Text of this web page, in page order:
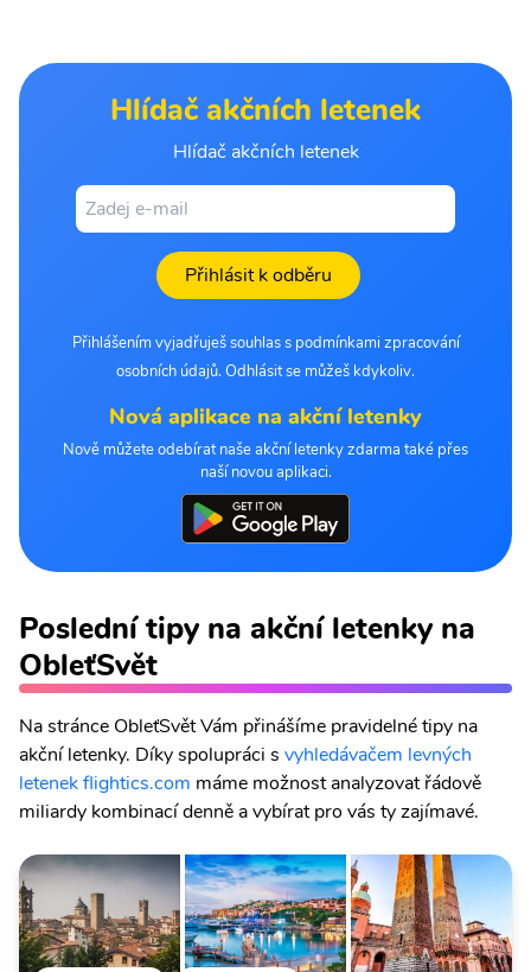
Hlídač akčních letenek
Hlídač akčních letenek
Přihlásit k odběru
Přihlášením vyjadřuješ souhlas s podmínkami zpracování
osobních údajů. Odhlásit se můžeš kdykoliv.
Nová aplikace na akční letenky
Nově můžete odebírat naše akční letenky zdarma také přes
naší novou aplikaci.
Poslední tipy na akční letenky na
ObleťSvět
Na stránce ObleťSvět Vám přinášíme pravidelné tipy na
akční letenky. Díky spolupráci s vyhledávačem levných
letenek flightics.com máme možnost analyzovat řádově
miliardy kombinací denně a vybírat pro vás ty zajímavé.